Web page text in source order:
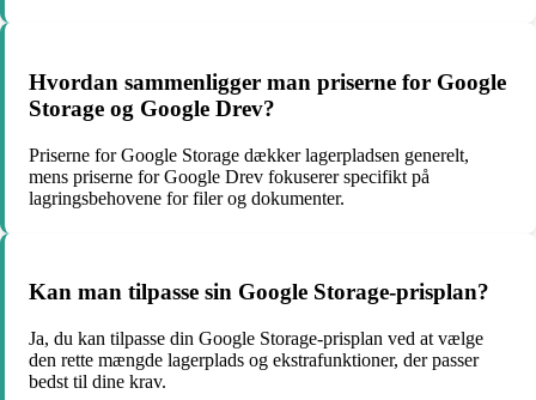
Hvordan sammenligger man priserne for Google
Storage og Google Drev?
Priserne for Google Storage dækker lagerpladsen generelt,
mens priserne for Google Drev fokuserer specifikt på
lagringsbehovene for filer og dokumenter.
Kan man tilpasse sin Google Storage-prisplan?
Ja, du kan tilpasse din Google Storage-prisplan ved at vælge
den rette mængde lagerplads og ekstrafunktioner, der passer
bedst til dine krav.